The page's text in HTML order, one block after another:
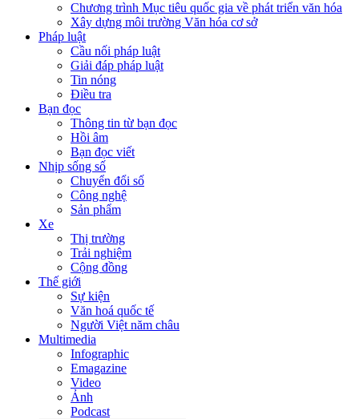
Chương trình Mục tiêu quốc gia về phát triển văn hóa
Xây dựng môi trường Văn hóa cơ sở
Pháp luật
Cầu nối pháp luật
Giải đáp pháp luật
Tin nóng
Điều tra
Bạn đọc
Thông tin từ bạn đọc
Hồi âm
Bạn đọc viết
Nhịp sống số
Chuyển đổi số
Công nghệ
Sản phẩm
Xe
Thị trường
Trải nghiệm
Cộng đồng
Thế giới
Sự kiện
Văn hoá quốc tế
Người Việt năm châu
Multimedia
Infographic
Emagazine
Video
Ảnh
Podcast